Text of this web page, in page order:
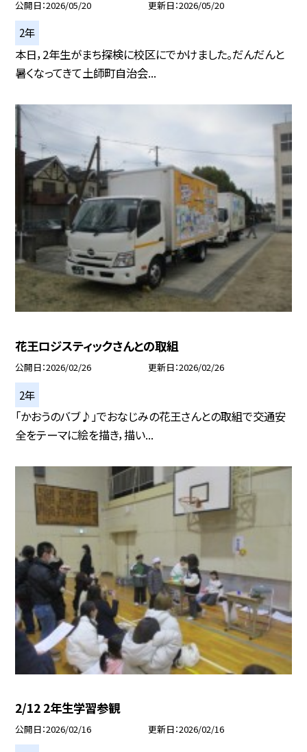
公開日 2026/05/20 更新日 2026/05/20
2年
本日，2年生がまち探検に校区にでかけました。だんだんと
暑くなってきて土師町自治会...
花王ロジスティックさんとの取組
公開日 2026/02/26 更新日 2026/02/26
2年
「かおうのバブ♪」でおなじみの花王さんとの取組で交通安
全をテーマに絵を描き，描い...
2/12 2年生学習参観
公開日 2026/02/16 更新日 2026/02/16